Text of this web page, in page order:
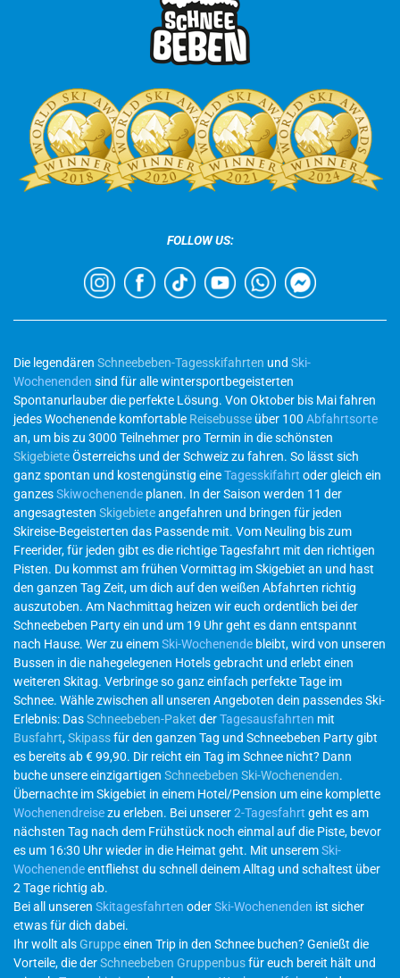
FOLLOW US:
Die legendären Schneebeben-Tagesskifahrten und Ski-
Wochenenden sind für alle wintersportbegeisterten
Spontanurlauber die perfekte Lösung. Von Oktober bis Mai fahren
jedes Wochenende komfortable Reisebusse über 100 Abfahrtsorte
an, um bis zu 3000 Teilnehmer pro Termin in die schönsten
SkigebieteÖsterreichs und der Schweiz zu fahren. So lässt sich
ganz spontan und kostengünstig eineTagesskifahrt oder gleich ein
ganzesSkiwochenende planen. In der Saison werden 11 der
angesagtesten Skigebieteangefahren und bringen für jeden
Skireise-Begeisterten das Passende mit. Vom Neuling bis zum
Freerider, für jeden gibt es die richtige Tagesfahrt mit den richtigen
Pisten. Du kommst am frühen Vormittag im Skigebiet an und hast
den ganzen Tag Zeit, um dich auf den weißen Abfahrten richtig
auszutoben. Am Nachmittag heizen wir euch ordentlich bei der
Schneebeben Party ein und um 19 Uhr geht es dann entspannt
nach Hause. Wer zu einemSki-Wochenende bleibt, wird von unseren
Bussen in die nahegelegenen Hotels gebracht und erlebt einen
weiteren Skitag. Verbringe so ganz einfach perfekte Tage im
Schnee. Wähle zwischen all unseren Angeboten dein passendes Ski-
Erlebnis: DasSchneebeben-Paket derTagesausfahrten mit
Busfahrt,Skipassfür den ganzen Tag und Schneebeben Party gibt
es bereits ab € 99,90. Dir reicht ein Tag im Schnee nicht? Dann
buche unsere einzigartigen Schneebeben Ski-Wochenenden.
Übernachte im Skigebiet in einem Hotel/Pension um eine komplette
Wochenendreisezu erleben. Bei unserer2-Tagesfahrt geht es am
nächsten Tag nach dem Frühstück noch einmal auf die Piste, bevor
es um 16:30 Uhr wieder in die Heimat geht. Mit unseremSki-
Wochenendeentfliehst du schnell deinem Alltag und schaltest über
2 Tage richtig ab.
Bei all unseren Skitagesfahrten oderSki-Wochenenden ist sicher
etwas für dich dabei.
Ihr wollt alsGruppeeinen Trip in den Schnee buchen? Genießt die
Vorteile, die derSchneebeben Gruppenbusfür euch bereit hält und